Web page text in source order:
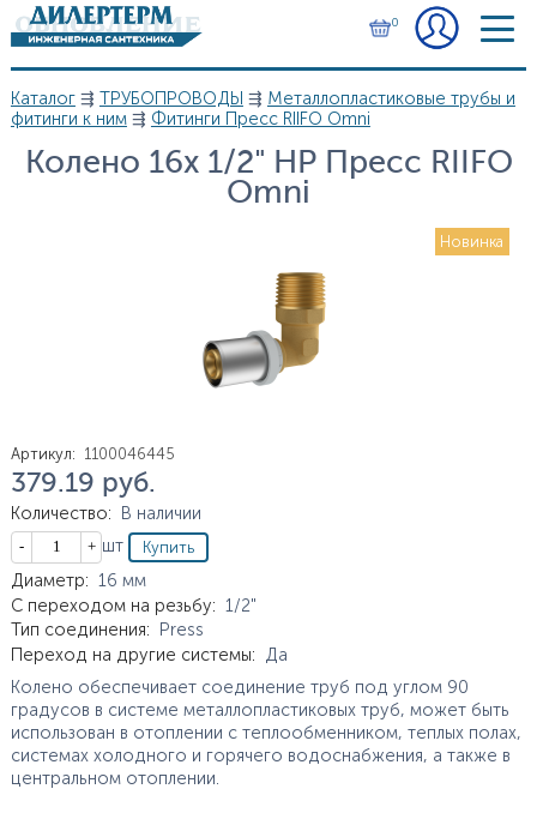
Перейти к основному содержанию
0
Вы здесь
Каталог⇶ ТРУБОПРОВОДЫ ⇶ Металлопластиковые трубы и
фитинги к ним⇶ Фитинги Пресс RIIFO Omni
Колено 16х 1/2" НР Пресс RIIFO
Omni
Новинка
Артикул: 1100046445
Цена
379.19 руб.
Количество:
В наличии
Кол-во
шт
Характеристики
Диаметр: 16 мм
С переходом на резьбу: 1/2"
Тип соединения:
Press
Переход на другие системы: Да
Колено обеспечивает соединение труб под углом 90
градусов в системе металлопластиковых труб, может быть
использован в отоплении с теплообменником, теплых полах,
системах холодного и горячего водоснабжения, а также в
центральном отоплении.